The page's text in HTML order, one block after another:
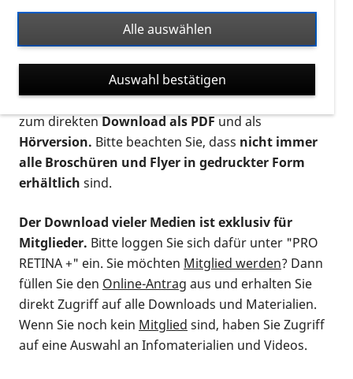
Ort. Nutzen Sie den Formatfilter, um ausschließlich
nach Flyern und Broschüren, Audios oder Videos zu
suchen. Die meisten Flyer und Broschüren werden in
verschiedenen Formaten angeboten: zur
postalischen Bestellung als gedruckte Variante
zum direktenDownload als PDFund als
Hörversion. Bitte beachten Sie, dass nicht immer
alle Broschüren und Flyer in gedruckter Form
erhältlich sind.
Der Download vieler Medien ist exklusiv für
Mitglieder. Bitte loggen Sie sich dafür unter "PRO
RETINA +" ein. Sie möchten Mitglied werden? Dann
füllen Sie den Online-Antrag aus und erhalten Sie
direkt Zugriff auf alle Downloads und Materialien.
Wenn Sie noch kein Mitglied sind, haben Sie Zugriff
auf eine Auswahl an Infomaterialien und Videos.
Alle auswählen
Auswahl bestätigen